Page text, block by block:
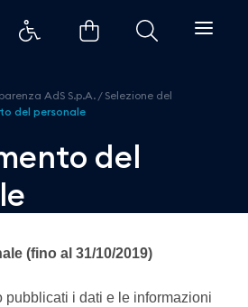
del personale -
AdS S.p.A. / Selezione del
del personale
del
(fino al 31/10/2019)
pubblicati i dati e le informazioni